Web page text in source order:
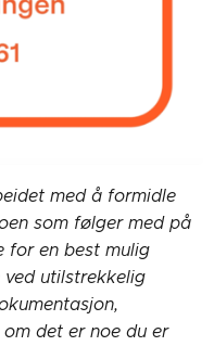
med å formidle
som følger med på
for en best mulig
utilstrekkelig
det er noe du er